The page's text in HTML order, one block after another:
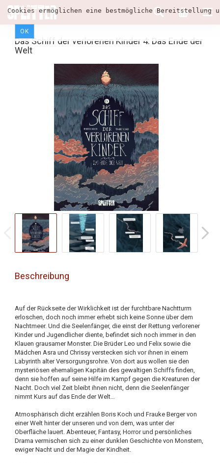
Cookies ermöglichen eine bestmögliche
OK
Das Schiff der verlorenen Kinder 4: Das Ende der
Welt
Beschreibung
Auf der Rückseite der Wirklichkeit ist der furchtbare Nachtturm
erloschen, doch noch immer erhebt sich keine Sonne über dem
Nachtmeer. Und die Seelenfänger, die einst der Rettung verlorener
Kinder und Jugendlicher diente, befindet sich noch immer in den
Klauen grausamer Monster. Die Brüder Leo und Felix sowie die
Mädchen Asra und Chrissy verstecken sich vor ihnen in einem
Labyrinth alter Versorgungsrohre. Von dort aus wollen sie den
mysteriösen ehemaligen Kapitän des gewaltigen Schiffs finden,
denn sie hoffen auf seine Hilfe im Kampf gegen die Kreaturen der
Nacht. Doch viel Zeit bleibt ihnen nicht, denn die Seelenfänger
nimmt Kurs auf das Ende der Welt…
Atmosphärisch dicht erzählen Boris Koch und Frauke Berger von
einer Welt hinter der unseren und von dem, was unter der
Oberfläche lauert. Abenteuer, Fantasy, Horror und persönliches
Drama vermischen sich zu einer dunklen Geschichte von Monstern,
ewiger Nacht und der Magie der Kindheit.